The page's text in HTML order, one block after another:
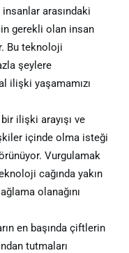
arasındaki
gerekli olan insan
Bu teknoloji
şeylere
ilişki yaşamamızı
ilişki arayışı ve
içinde olma isteği
Vurgulamak
cağında yakın
olanağını
en başında çiftlerin
tutmaları